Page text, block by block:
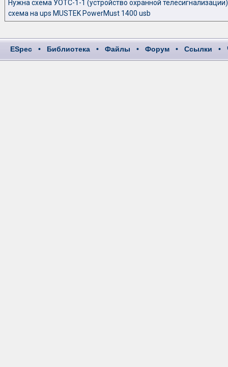
Нужна схема УОТС-1-1 (устройство охранной телесигнализации)
схема на ups MUSTEK PowerMust 1400 usb
ESpec • Библиотека • Файлы • Форум • Ссылки •